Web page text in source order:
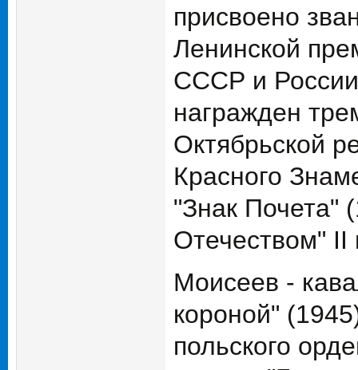
присвоено
Ленинской
СССР и
награжден
Октябрьской
Красного
"Знак Почета"
Отечеством" II
Моисеев -
короной"
польского